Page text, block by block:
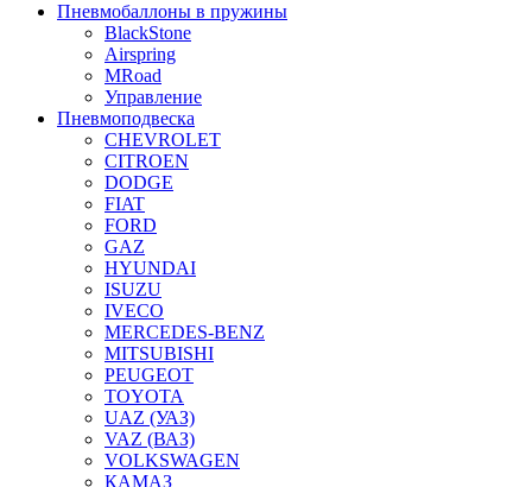
Пневмобаллоны в пружины
BlackStone
Airspring
MRoad
Управление
Пневмоподвеска
CHEVROLET
CITROEN
DODGE
FIAT
FORD
GAZ
HYUNDAI
ISUZU
IVECO
MERCEDES-BENZ
MITSUBISHI
PEUGEOT
TOYOTA
UAZ (УАЗ)
VAZ (ВАЗ)
VOLKSWAGEN
КАМАЗ